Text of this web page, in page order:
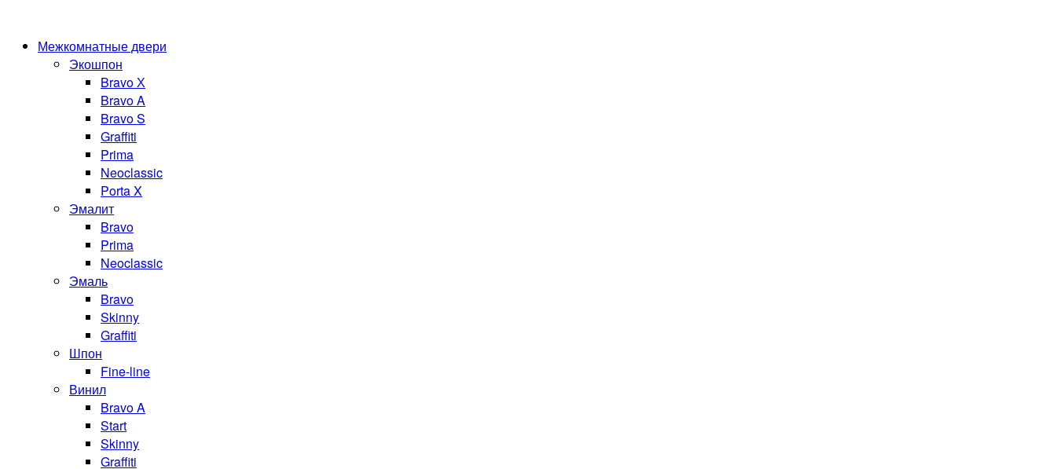
Межкомнатные двери
Экошпон
Bravo Х
Bravo A
Bravo S
Graffiti
Prima
Neoclassic
Porta X
Эмалит
Bravo
Prima
Neoclassic
Эмаль
Bravo
Skinny
Graffiti
Шпон
Fine-line
Винил
Bravo A
Start
Skinny
Graffiti